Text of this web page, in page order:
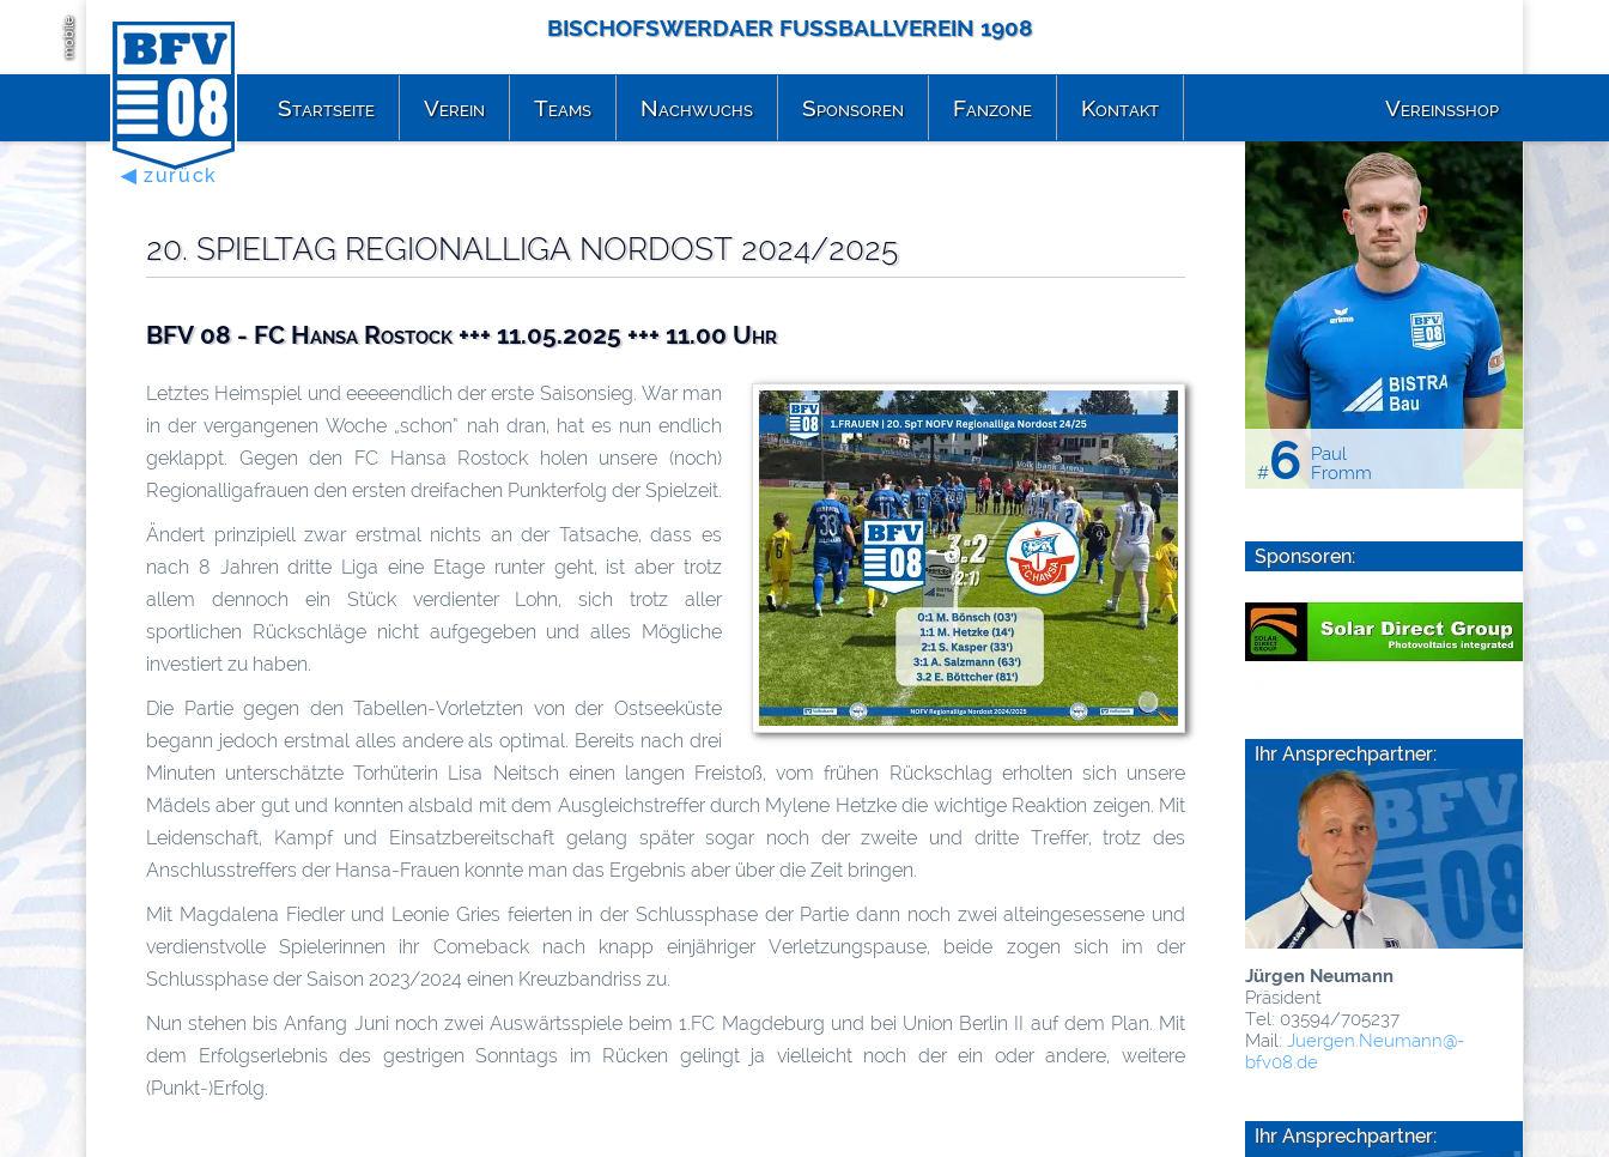
BISCHOFSWERDAER FUSSBALLVEREIN 1908
mobile
#6
Paul
Fromm
Sponsoren:
Ihr Ansprechpartner:
Jürgen Neumann
Präsident
Tel: 03594/705237
Mail: Juergen.Neumann@­
bfv08.de
Ihr Ansprechpartner:
◀ zurück
20. SPIELTAG REGIONALLIGA NORDOST 2024/2025
BFV 08 - FC Hansa Rostock +++ 11.05.2025 +++ 11.00 Uhr
Letztes Heimspiel und eeeeendlich der erste Saisonsieg. War man
in der vergangenen Woche „schon“ nah dran, hat es nun endlich
geklappt. Gegen den FC Hansa Rostock holen unsere (noch)
Regionalligafrauen den ersten dreifachen Punkterfolg der Spielzeit.
Ändert prinzipiell zwar erstmal nichts an der Tatsache, dass es
nach 8 Jahren dritte Liga eine Etage runter geht, ist aber trotz
allem dennoch ein Stück verdienter Lohn, sich trotz aller
sportlichen Rückschläge nicht aufgegeben und alles Mögliche
investiert zu haben.
Die Partie gegen den Tabellen-Vorletzten von der Ostseeküste
begann jedoch erstmal alles andere als optimal. Bereits nach drei
Minuten unterschätzte Torhüterin Lisa Neitsch einen langen Freistoß, vom frühen Rückschlag erholten sich unsere
Mädels aber gut und konnten alsbald mit dem Ausgleichstreffer durch Mylene Hetzke die wichtige Reaktion zeigen. Mit
Leidenschaft, Kampf und Einsatzbereitschaft gelang später sogar noch der zweite und dritte Treffer, trotz des
Anschlusstreffers der Hansa-Frauen konnte man das Ergebnis aber über die Zeit bringen.
Mit Magdalena Fiedler und Leonie Gries feierten in der Schlussphase der Partie dann noch zwei alteingesessene und
verdienstvolle Spielerinnen ihr Comeback nach knapp einjähriger Verletzungspause, beide zogen sich im der
Schlussphase der Saison 2023/2024 einen Kreuzbandriss zu.
Nun stehen bis Anfang Juni noch zwei Auswärtsspiele beim 1.FC Magdeburg und bei Union Berlin II auf dem Plan. Mit
dem Erfolgserlebnis des gestrigen Sonntags im Rücken gelingt ja vielleicht noch der ein oder andere, weitere
(Punkt-)Erfolg.
Startseite Verein Teams Nachwuchs Sponsoren Fanzone Kontakt Vereinsshop